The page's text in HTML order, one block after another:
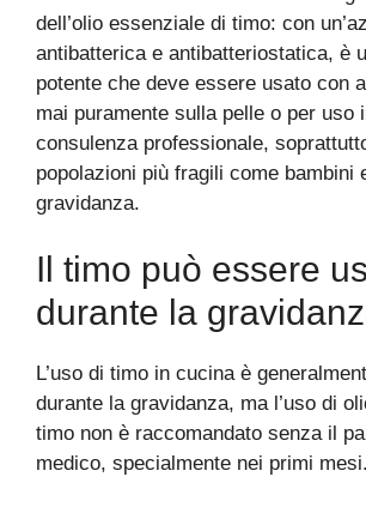
dell’olio essenziale di timo: con
antibatterica e antibatteriostatica, è
potente che deve essere usato con
mai puramente sulla pelle o per uso
consulenza professionale,
popolazioni più fragili come bambini
gravidanza.
Il timo può essere
durante la
L’uso di timo in cucina è
durante la gravidanza, ma l’uso di
timo non è raccomandato senza il
medico, specialmente nei primi mesi.